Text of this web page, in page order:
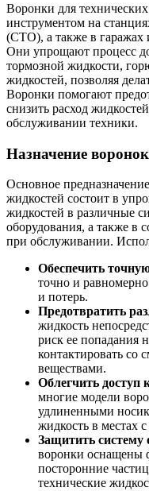
Воронки для
инструментом на
(СТО), а также в
Они упрощают процесс
тормозной жидкости,
жидкостей, позволяя
Воронки помогают
снизить расход
обслуживании техники.
Назначение
Основное
жидкостей состоит в
жидкостей в различные
оборудования, а также в
при обслуживании.
Обеспечить
точно и
и потерь.
Предотвратить
жидкость
риск ее попадания
контактировать со
веществами.
Облегчить доступ
многие модели
удлиненными
жидкость в местах
Защитить систему
воронки оснащены
посторонние
технические